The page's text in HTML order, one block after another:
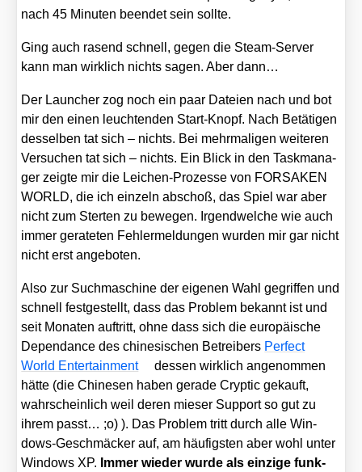
nach 45 Minu­ten been­det sein soll­te.
Ging auch rasend schnell, gegen die Steam-Ser­ver
kann man wirk­lich nichts sagen. Aber dann…
Der Laun­cher zog noch ein paar Datei­en nach und bot
mir den einen leuch­ten­den Start-Knopf. Nach Betä­ti­gen
des­sel­ben tat sich – nichts. Bei mehr­ma­li­gen wei­te­ren
Ver­su­chen tat sich – nichts. Ein Blick in den Task­ma­na­
ger zeig­te mir die Lei­chen-Pro­zes­se von FORSAKEN
WORLD, die ich ein­zeln abschoß, das Spiel war aber
nicht zum Ster­ten zu bewe­gen. Irgend­wel­che wie auch
immer gera­te­ten Feh­ler­mel­dun­gen wur­den mir gar nicht
nicht erst ange­bo­ten.
Also zur Such­ma­schi­ne der eige­nen Wahl gegrif­fen und
schnell fest­ge­stellt, dass das Pro­blem bekannt ist und
seit Mona­ten auf­tritt, ohne dass sich die euro­päi­sche
Depen­dance des chi­ne­si­schen Betrei­bers Per­fect
World Enter­tain­ment
des­sen wirk­lich ange­nom­men
hät­te (die Chi­ne­sen haben gera­de Cryp­tic gekauft,
wahr­schein­lich weil deren mie­ser Sup­port so gut zu
ihrem passt… ;o) ). Das Pro­blem tritt durch alle Win­
dows-Geschmä­cker auf, am häu­figs­ten aber wohl unter
Win­dows XP. Immer wie­der wur­de als ein­zi­ge funk­